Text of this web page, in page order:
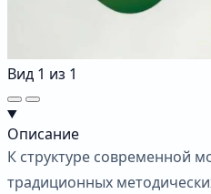
Вид 1 из 1
Описание
К структуре современной
традиционных